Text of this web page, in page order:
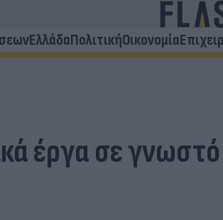
ΕλλάδαΠολιτικήΟικονομία
έργα σε